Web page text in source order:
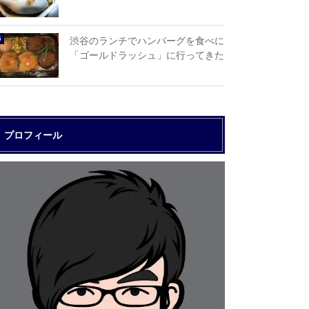
渋谷のランチでハンバーグを食べに
「ゴールドラッシュ」に行ってきた
プロフィール